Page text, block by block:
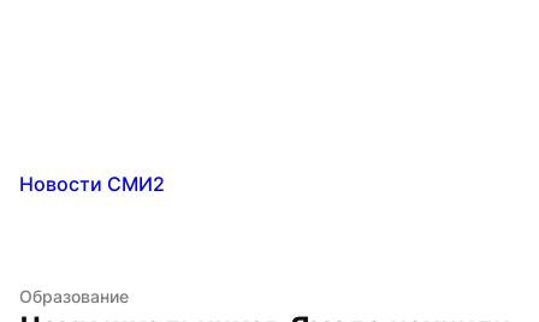
Новости СМИ2
Образование